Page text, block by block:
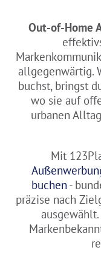
Out-of-Home
allgegenwärtig.
buchst, bringst
wo sie auf
urbanen
Mit
buchen -
präzise nach